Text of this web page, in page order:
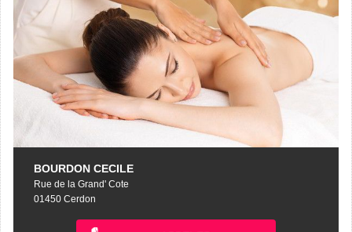
BOURDON CECILE
Rue de la Grand' Cote
01450 Cerdon